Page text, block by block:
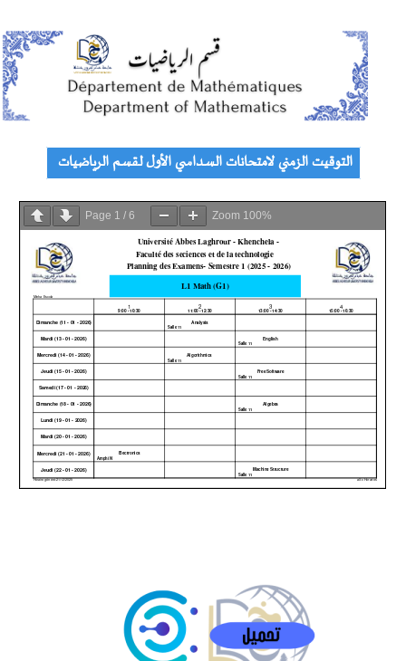
التوقيت الزمني لامتحانات السداسي الأول لقسم الرياضيات
Page 1 / 6 Zoom 100%